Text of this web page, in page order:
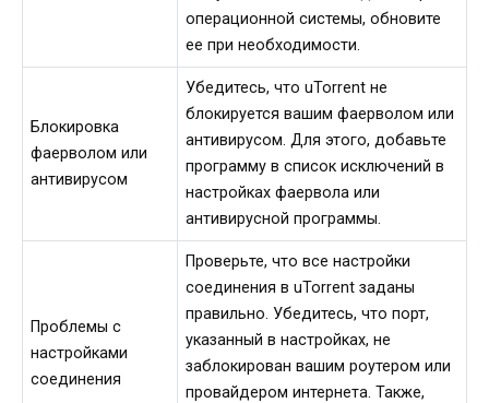
операционной системы, обновите
ее при необходимости.
Блокировка
фаерволом или
антивирусом
Убедитесь, что uTorrent не
блокируется вашим фаерволом или
антивирусом. Для этого, добавьте
программу в список исключений в
настройках фаервола или
антивирусной программы.
Проблемы с
настройками
соединения
Проверьте, что все настройки
соединения в uTorrent заданы
правильно. Убедитесь, что порт,
указанный в настройках, не
заблокирован вашим роутером или
провайдером интернета. Также,